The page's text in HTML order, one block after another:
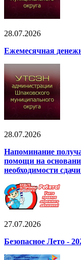
28.07.2026
Ежемесячная
28.07.2026
Напоминание
помощи на
необходимости
27.07.2026
Безопасное Лето -